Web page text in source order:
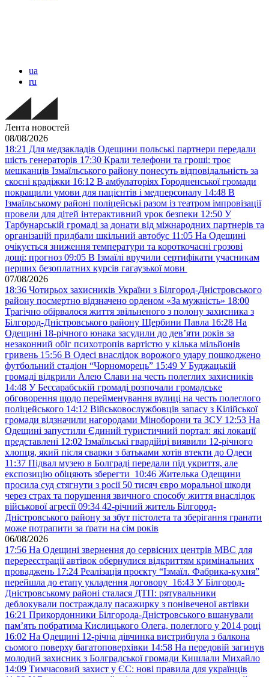
ua
ru
Лента новостей
08/08/2026
18:21 Для медзакладів Одещини польські партнери передали
шість генераторів 17:30 Крали телефони та гроші: троє
мешканців Ізмаїльського району понесуть відповідальність за
скоєні крадіжки 16:12 В амбулаторіях Городненської громади
покращили умови для пацієнтів і медперсоналу 14:48 В
Ізмаїльському районі поліцейські разом із театром імпровізації
провели для дітей інтерактивний урок безпеки 12:50 У
Тарбунарській громаді за донати від міжнародних партнерів та
організацій придбали шкільний автобус 11:05 На Одещині
очікується зниження температури та короткочасні грозові
дощі: прогноз 09:05 В Ізмаїлі вручили сертифікати учасникам
перших безоплатних курсів гагаузької мови
07/08/2026
18:36 Чотирьох захисників України з Білгород-Дністровського
району посмертно відзначено орденом «За мужність» 18:00
Трагічно обірвалося життя звільненого з полону захисника з
Білгород-Дністровського району Щербини Павла 16:28 На
Одещині 18-річного юнака засудили до дев’яти років за
незаконний обіг психотропів вартістю у кілька мільйонів
гривень 15:56 В Одесі внаслідок ворожого удару пошкоджено
футбольний стадіон “Чорноморець” 15:49 У Буджацькій
громаді відкрили Алею Слави на честь полеглих захисників
14:48 У Бессарабській громаді розпочали громадське
обговорення щодо перейменування вулиці на честь полеглого
поліцейського 14:12 Військовослужбовців запасу з Кілійської
громади відзначили нагородами Міноборони та ЗСУ 12:53 На
Одещині запустили Єдиний туристичний портал: які локації
представлені 12:02 Ізмаїльські гвардійці виявили 12-річного
хлопця, який після сварки з батьками хотів втекти до Одеси
11:37 Підвал музею в Болграді передали під укриття, але
експозицію обіцяють зберегти 10:46 Жителька Одещини
просила суд стягнути з росії 50 тисяч євро моральної шкоди
через страх та порушення звичного способу життя внаслідок
військової агресії 09:34 42-річний житель Білгород-
Дністровського району за збут пістолета та зберігання гранати
може потрапити за ґрати на сім років
06/08/2026
17:56 На Одещині звернення до сервісних центрів МВС для
перереєстрації автівок обернулися відкриттям кримінальних
проваджень 17:24 Реалізація проєкту “Ізмаїл. Фабрика-кухня”
перейшла до етапу укладення договору 16:43 У Білгород-
Дністровському районі сталася ДТП: рятувальники
деблокували постраждалу пасажирку з понівеченої автівки
16:21 Прикордонники Білгорода-Дністровського вшанували
пам’ять побратима Кислицького Олега, полеглого у 2014 році
16:02 На Одещині 12-річна дівчинка вистрибнула з балкона
сьомого поверху багатоповерхівки 14:58 На передовій загинув
молодий захисник з Болградської громади Кишлали Михайло
14:09 Тимчасовий захист у ЄС: нові правила для українців